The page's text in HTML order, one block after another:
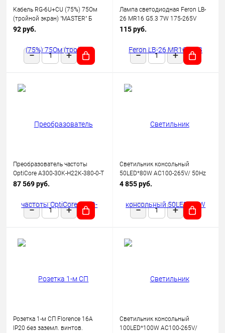
Кабель RG-6U+CU (75%) 75Ом
(тройной экран) "MASTER" Б
(уп.100м) Rexant 01-2241
92 руб.
Лампа светодиодная Feron LB-
26 MR16 G5.3 7W 175-265V
2700K
115 руб.
Преобразователь частоты
OptiCore A300-30K-Н22К-380-0-Т
КЭАЗ 342664
87 569 руб.
Светильник консольный
50LED*80W AC100-265V/ 50Hz
SP2923 цвет серый (IP65),
4 855 руб.
Розетка 1-м СП Florence 16А
IP20 без заземл. винтов.
Светильник консольный
100LED*100W AC100-265V/